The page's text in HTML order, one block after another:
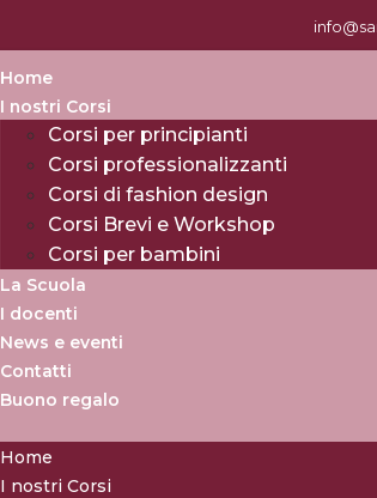
Home
I nostri Corsi
Corsi per principianti
Corsi professionalizzanti
Corsi di fashion design
Corsi Brevi e Workshop
Corsi per bambini
La Scuola
I docenti
News e eventi
Contatti
Buono regalo
Home
I nostri Corsi